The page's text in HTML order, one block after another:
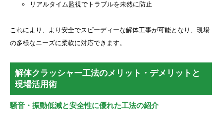
リアルタイム監視でトラブルを未然に防止
これにより、より安全でスピーディーな解体工事が可能となり、現場
の多様なニーズに柔軟に対応できます。
解体クラッシャー工法のメリット・デメリットと
現場活用術
騒音・振動低減と安全性に優れた工法の紹介